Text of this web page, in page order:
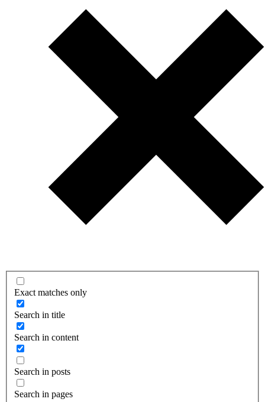
Exact matches only
Search in title
Search in content
Search in posts
Search in pages